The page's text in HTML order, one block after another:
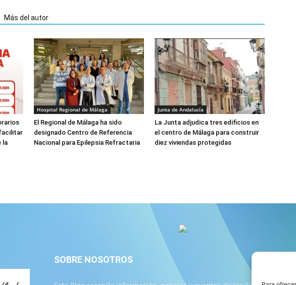
Más del autor
la
Hospital Regional de Málaga
El Regional de Málaga ha sido
designado Centro de Referencia
Nacional para Epilepsia Refractaria
Junta de Andalucía
La Junta adjudica tres edificios en
el centro de Málaga para construir
diez viviendas protegidas
SOBRE NOSOTROS